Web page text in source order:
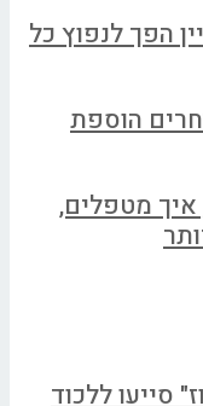
הפך לנפוץ כל
הוספת
איך מטפלים,
סייעו ללכוד